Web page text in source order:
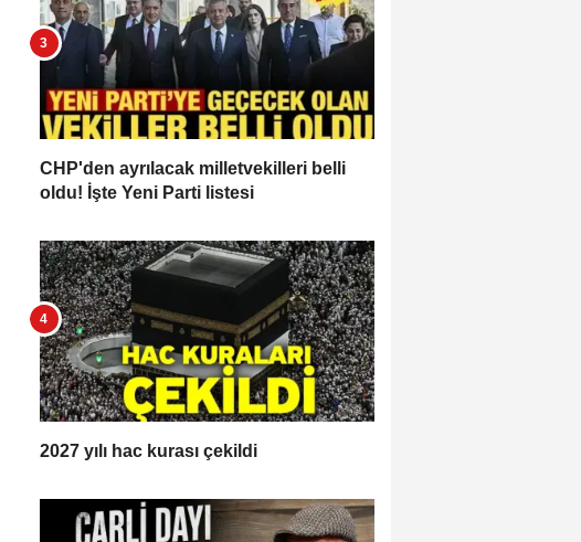
CHP'den ayrılacak milletvekilleri belli
oldu! İşte Yeni Parti listesi
2027 yılı hac kurası çekildi